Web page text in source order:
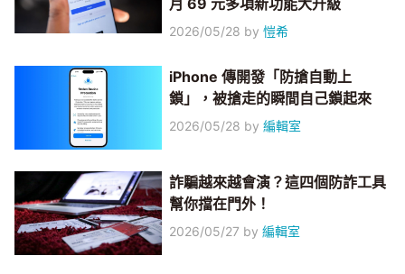
月 69 元多項新功能大升級
2026/05/28 by愷希
iPhone 傳開發「防搶自動上
鎖」，被搶走的瞬間自己鎖起來
2026/05/28 by編輯室
詐騙越來越會演？這四個防詐工具
幫你擋在門外！
2026/05/27 by編輯室